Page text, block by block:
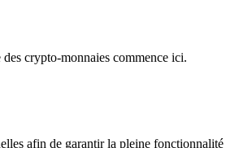
crypto-monnaies commence ici.
afin de garantir la pleine